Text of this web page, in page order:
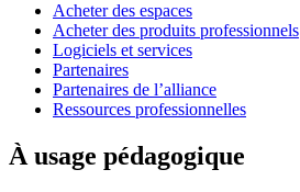
Acheter des espaces
Acheter des produits professionnels
Logiciels et services
Partenaires
Partenaires de l’alliance
Ressources professionnelles
À usage pédagogique